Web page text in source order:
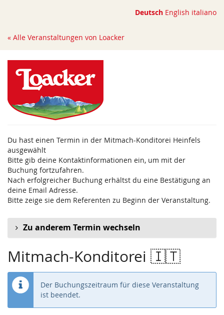
springen
Deutsch English italiano
« Alle Veranstaltungen von Loacker
Du hast einen Termin in der Mitmach-Konditorei Heinfels
ausgewählt
Bitte gib deine Kontaktinformationen ein, um mit der
Buchung fortzufahren.
Nach erfolgreicher Buchung erhältst du eine Bestätigung an
deine Email Adresse.
Bitte zeige sie dem Referenten zu Beginn der Veranstaltung.
Zu anderem Termin wechseln
Mitmach-Konditorei 🇮🇹
Der Buchungszeitraum für diese Veranstaltung
ist beendet.